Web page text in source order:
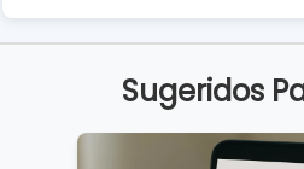
Sugeridos